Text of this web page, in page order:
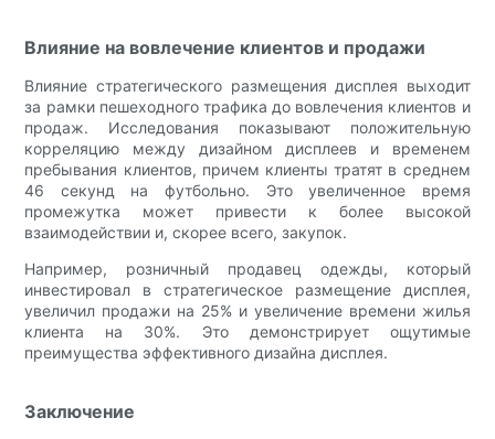
Влияние на вовлечение клиентов и продажи
Влияние стратегического размещения дисплея выходит
за рамки пешеходного трафика до вовлечения клиентов и
продаж. Исследования показывают положительную
корреляцию между дизайном дисплеев и временем
пребывания клиентов, причем клиенты тратят в среднем
46 секунд на футбольно. Это увеличенное время
промежутка может привести к более высокой
взаимодействии и, скорее всего, закупок.
Например, розничный продавец одежды, который
инвестировал в стратегическое размещение дисплея,
увеличил продажи на 25% и увеличение времени жилья
клиента на 30%. Это демонстрирует ощутимые
преимущества эффективного дизайна дисплея.
Заключение